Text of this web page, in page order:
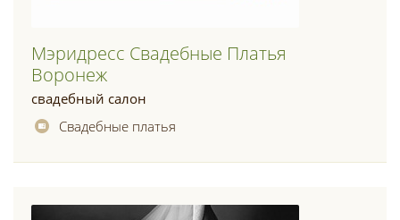
Мэридресс Свадебные Платья
Воронеж
свадебный салон
Свадебные платья